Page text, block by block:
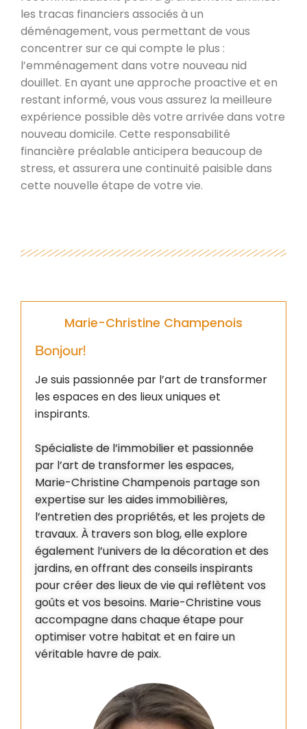
les tracas financiers associés à un
déménagement, vous permettant de vous
concentrer sur ce qui compte le plus :
l’emménagement dans votre nouveau nid
douillet. En ayant une approche proactive et en
restant informé, vous vous assurez la meilleure
expérience possible dès votre arrivée dans votre
nouveau domicile. Cette responsabilité
financière préalable anticipera beaucoup de
stress, et assurera une continuité paisible dans
cette nouvelle étape de votre vie.
Marie-Christine Champenois
Bonjour!
Je suis passionnée par l’art de transformer
les espaces en des lieux uniques et
inspirants.
Spécialiste de l’immobilier et passionnée
par l’art de transformer les espaces,
Marie-Christine Champenois partage son
expertise sur les aides immobilières,
l’entretien des propriétés, et les projets de
travaux. À travers son blog, elle explore
également l’univers de la décoration et des
jardins, en offrant des conseils inspirants
pour créer des lieux de vie qui reflètent vos
goûts et vos besoins. Marie-Christine vous
accompagne dans chaque étape pour
optimiser votre habitat et en faire un
véritable havre de paix.